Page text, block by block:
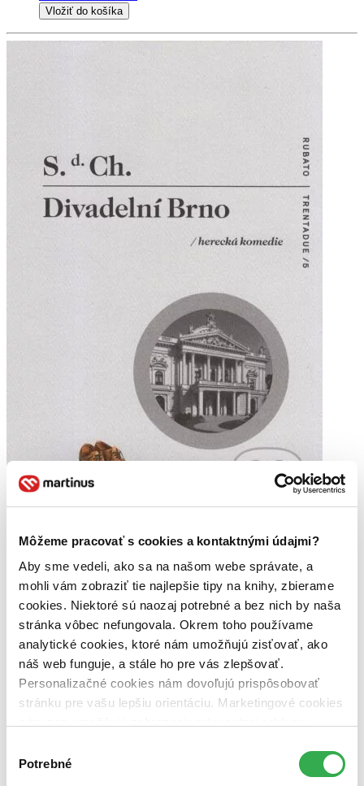
Môžeme pracovať s cookies a kontaktnými údajmi?
Aby sme vedeli, ako sa na našom webe správate, a
mohli vám zobraziť tie najlepšie tipy na knihy, zbierame
cookies. Niektoré sú naozaj potrebné a bez nich by naša
stránka vôbec nefungovala. Okrem toho používame
analytické cookies, ktoré nám umožňujú zisťovať, ako
náš web funguje, a stále ho pre vás zlepšovať.
Personalizačné cookies nám dovoľujú prispôsobovať
stránku pre vašu lepšiu orientáciu. Marketingové cookies
nám pomohlo, keby sme mohli používať všetky tieto
súhlasu
Potrebné
Vložiť do košíka
Divadelní Brno
herecká komedie
Dramatický text, který není pokusem o zmapování brněnské
divadelní scény, ale poctou scénáristovi Jaroslavu Dietlovi za jeho
posmrtnou zásluhu na revitalizaci reálného socialismu na půdorysu
marketingového fašismu. Text hry záměrně nepracuje s...
5,09 €
Do 19 – 24 dní
vám ho vieme zabezpečiť a odoslať do 19 – 24 dní. A
posnažíme sa aj trochu rýchlejšie!